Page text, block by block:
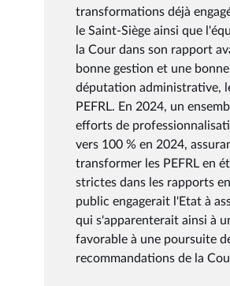
transformations déjà
le Saint-Siège ainsi que
la Cour dans son rapport
bonne gestion et une
députation administrative,
PEFRL. En 2024, un
efforts de
vers 100 % en 2024,
transformer les PEFRL en
strictes dans les rapports
public engagerait l'Etat à
qui s'apparenterait ainsi à
favorable à une poursuite
recommandations de la